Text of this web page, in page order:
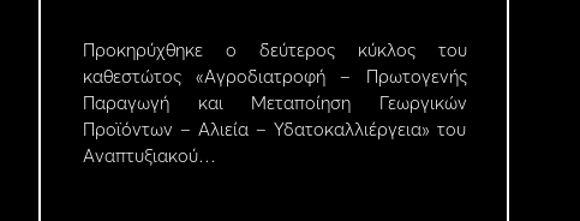
Προκηρύχθηκε ο δεύτερος κύκλος του
καθεστώτος «Αγροδιατροφή – Πρωτογενής
Παραγωγή και Μεταποίηση Γεωργικών
Προϊόντων – Αλιεία – Υδατοκαλλιέργεια» του
Αναπτυξιακού…